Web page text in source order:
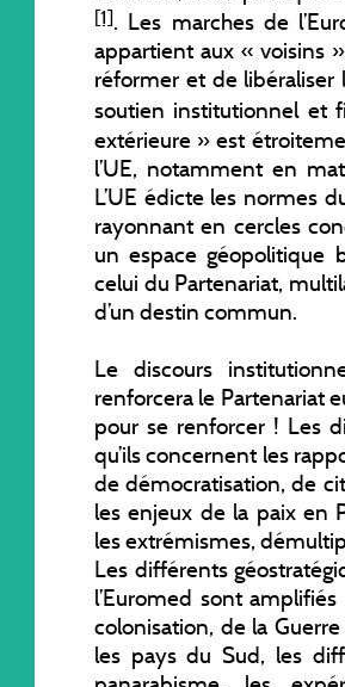
[1]. Les marches de
appartient aux « voisins
réformer et de
soutien institutionnel et
extérieure » est
l’UE, notamment en
L’UE édicte les normes
rayonnant en cercles
un espace géopolitique
celui du Partenariat,
d’un destin commun.
Le discours
renforcera le Partenariat
pour se renforcer ! Les
qu’ils concernent les
de démocratisation, de
les enjeux de la paix en
les extrémismes,
Les différents
l’Euromed sont
colonisation, de la
les pays du Sud, les